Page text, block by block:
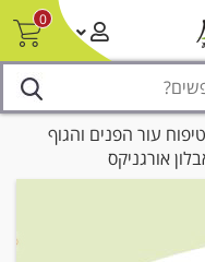
0
הזמנה
טיפוח עור הפנים והגוף
אורגניקס